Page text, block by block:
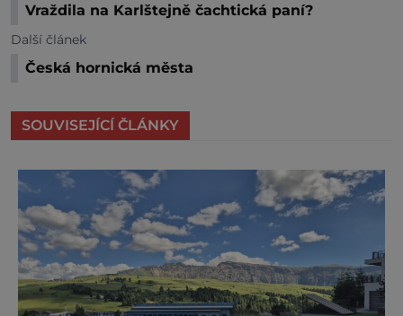
Vraždila na Karlštejně čachtická paní?
Další článek
Česká hornická města
SOUVISEJÍCÍ ČLÁNKY